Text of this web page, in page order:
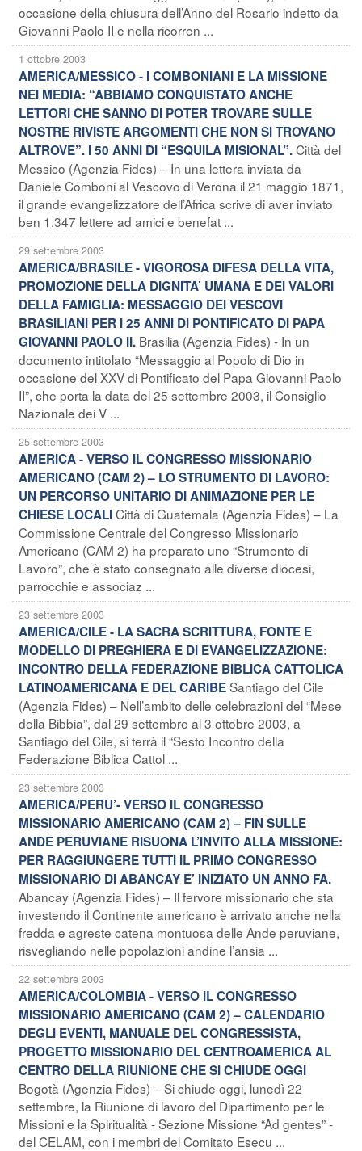
occasione della chiusura dell’Anno del Rosario indetto da
Giovanni Paolo II e nella ricorren ...
1 ottobre 2003
AMERICA/MESSICO - I COMBONIANI E LA MISSIONE
NEI MEDIA: “ABBIAMO CONQUISTATO ANCHE
LETTORI CHE SANNO DI POTER TROVARE SULLE
NOSTRE RIVISTE ARGOMENTI CHE NON SI TROVANO
ALTROVE”. I 50 ANNI DI “ESQUILA MISIONAL”.Città del
Messico (Agenzia Fides) – In una lettera inviata da
Daniele Comboni al Vescovo di Verona il 21 maggio 1871,
il grande evangelizzatore dell’Africa scrive di aver inviato
ben 1.347 lettere ad amici e benefat ...
29 settembre 2003
AMERICA/BRASILE - VIGOROSA DIFESA DELLA VITA,
PROMOZIONE DELLA DIGNITA’ UMANA E DEI VALORI
DELLA FAMIGLIA: MESSAGGIO DEI VESCOVI
BRASILIANI PER I 25 ANNI DI PONTIFICATO DI PAPA
GIOVANNI PAOLO II. Brasilia (Agenzia Fides) - In un
documento intitolato “Messaggio al Popolo di Dio in
occasione del XXV di Pontificato del Papa Giovanni Paolo
II”, che porta la data del 25 settembre 2003, il Consiglio
Nazionale dei V ...
25 settembre 2003
AMERICA - VERSO IL CONGRESSO MISSIONARIO
AMERICANO (CAM 2) – LO STRUMENTO DI LAVORO:
UN PERCORSO UNITARIO DI ANIMAZIONE PER LE
CHIESE LOCALICittà di Guatemala (Agenzia Fides) – La
Commissione Centrale del Congresso Missionario
Americano (CAM 2) ha preparato uno “Strumento di
Lavoro”, che è stato consegnato alle diverse diocesi,
parrocchie e associaz ...
23 settembre 2003
AMERICA/CILE - LA SACRA SCRITTURA, FONTE E
MODELLO DI PREGHIERA E DI EVANGELIZZAZIONE:
INCONTRO DELLA FEDERAZIONE BIBLICA CATTOLICA
LATINOAMERICANA E DEL CARIBESantiago del Cile
(Agenzia Fides) – Nell’ambito delle celebrazioni del “Mese
della Bibbia”, dal 29 settembre al 3 ottobre 2003, a
Santiago del Cile, si terrà il “Sesto Incontro della
Federazione Biblica Cattol ...
23 settembre 2003
AMERICA/PERU’- VERSO IL CONGRESSO
MISSIONARIO AMERICANO (CAM 2) – FIN SULLE
ANDE PERUVIANE RISUONA L’INVITO ALLA MISSIONE:
PER RAGGIUNGERE TUTTI IL PRIMO CONGRESSO
MISSIONARIO DI ABANCAY E’ INIZIATO UN ANNO FA.
Abancay (Agenzia Fides) – Il fervore missionario che sta
investendo il Continente americano è arrivato anche nella
fredda e agreste catena montuosa delle Ande peruviane,
risvegliando nelle popolazioni andine l’ansia ...
22 settembre 2003
AMERICA/COLOMBIA - VERSO IL CONGRESSO
MISSIONARIO AMERICANO (CAM 2) – CALENDARIO
DEGLI EVENTI, MANUALE DEL CONGRESSISTA,
PROGETTO MISSIONARIO DEL CENTROAMERICA AL
CENTRO DELLA RIUNIONE CHE SI CHIUDE OGGI
Bogotà (Agenzia Fides) – Si chiude oggi, lunedì 22
settembre, la Riunione di lavoro del Dipartimento per le
Missioni e la Spiritualità - Sezione Missione “Ad gentes” -
del CELAM, con i membri del Comitato Esecu ...